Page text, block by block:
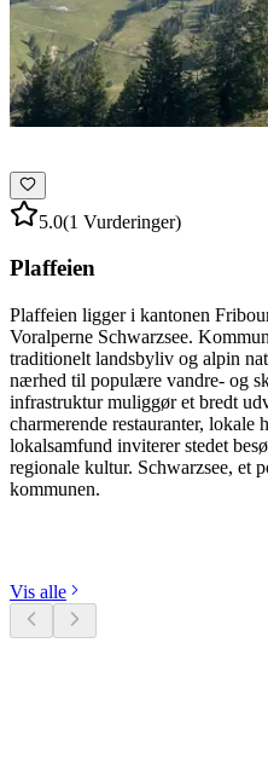
5.0(1 Vurderinger)
Plaffeien
Plaffeien ligger i kantonen
Voralperne Schwarzsee.
traditionelt landsbyliv og alpin
nærhed til populære vandre- og
infrastruktur muliggør et bredt
charmerende restauranter,
lokalsamfund inviterer stedet
regionale kultur. Schwarzsee, et
kommunen.
Vis alle